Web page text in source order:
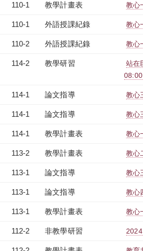
110-1 教學計畫表 教心
110-1 外語授課紀錄 教心
110-2 外語授課紀錄 教心
114-2 教學研習
站在
114-1 論文指導 教心
114-1 論文指導 教心
114-1 教學計畫表 教心
113-2 教學計畫表 教心
113-1 論文指導 教心
113-1 論文指導 教心
113-1 教學計畫表 教心
112-2 非教學研習